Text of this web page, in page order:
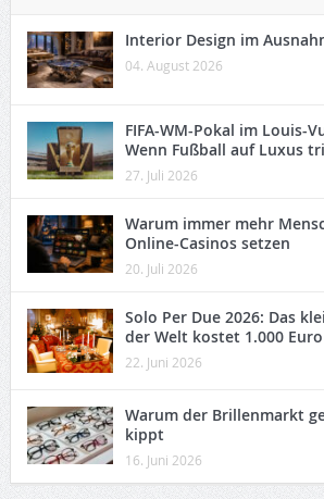
Interior Design im
04. August 2026
FIFA-WM-Pokal im Louis-
Wenn Fußball auf Luxus
27. Juli 2026
Warum immer mehr
Online-Casinos setzen
20. Juli 2026
Solo Per Due 2026: Das
der Welt kostet 1.000 Euro
22. Juni 2026
Warum der Brillenmarkt
kippt
16. Juni 2026